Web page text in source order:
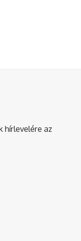
hírlevelére az